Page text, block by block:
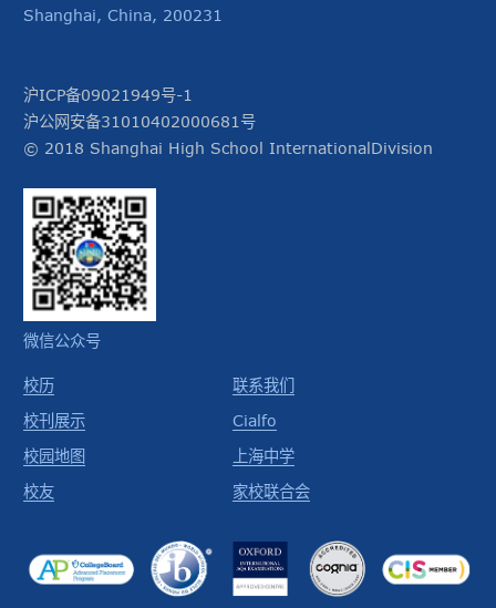
Shanghai, China, 200231
沪ICP备09021949号-1
沪公网安备31010402000681号
© 2018 Shanghai High School InternationalDivision
微信公众号
校历
校刊展示
校园地图
校友
联系我们
Cialfo
上海中学
家校联合会